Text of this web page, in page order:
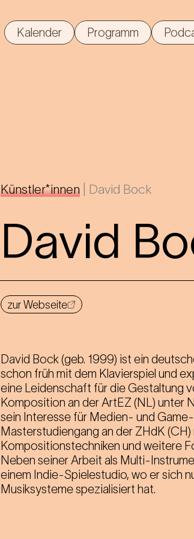
Kalender Programm
Künstler*innen David Bock
David
zur Webseite
David Bock (geb. 1999) ist ein
schon früh mit dem Klavierspiel und
eine Leidenschaft für die Gestaltung
Komposition an der ArtEZ (NL) unter
sein Interesse für Medien- und
Masterstudiengang an der ZHdK
Kompositionstechniken und weitere
Neben seiner Arbeit als Multi-
einem Indie-Spielestudio, wo er sich
Musiksysteme spezialisiert hat.